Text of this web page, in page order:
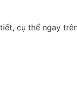
cụ thể ngay